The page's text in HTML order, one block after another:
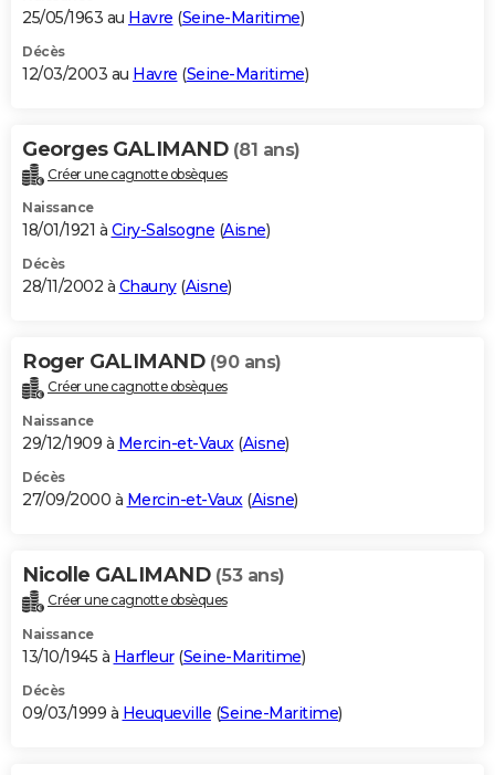
25/05/1963 au Havre (Seine-Maritime)
Décès
12/03/2003 au Havre (Seine-Maritime)
Georges GALIMAND (81 ans)
Créer une cagnotte obsèques
Naissance
18/01/1921 à Ciry-Salsogne (Aisne)
Décès
28/11/2002 à Chauny(Aisne)
Roger GALIMAND (90 ans)
Créer une cagnotte obsèques
Naissance
29/12/1909 à Mercin-et-Vaux(Aisne)
Décès
27/09/2000 à Mercin-et-Vaux(Aisne)
Nicolle GALIMAND (53 ans)
Créer une cagnotte obsèques
Naissance
13/10/1945 à Harfleur(Seine-Maritime)
Décès
09/03/1999 à Heuqueville (Seine-Maritime)